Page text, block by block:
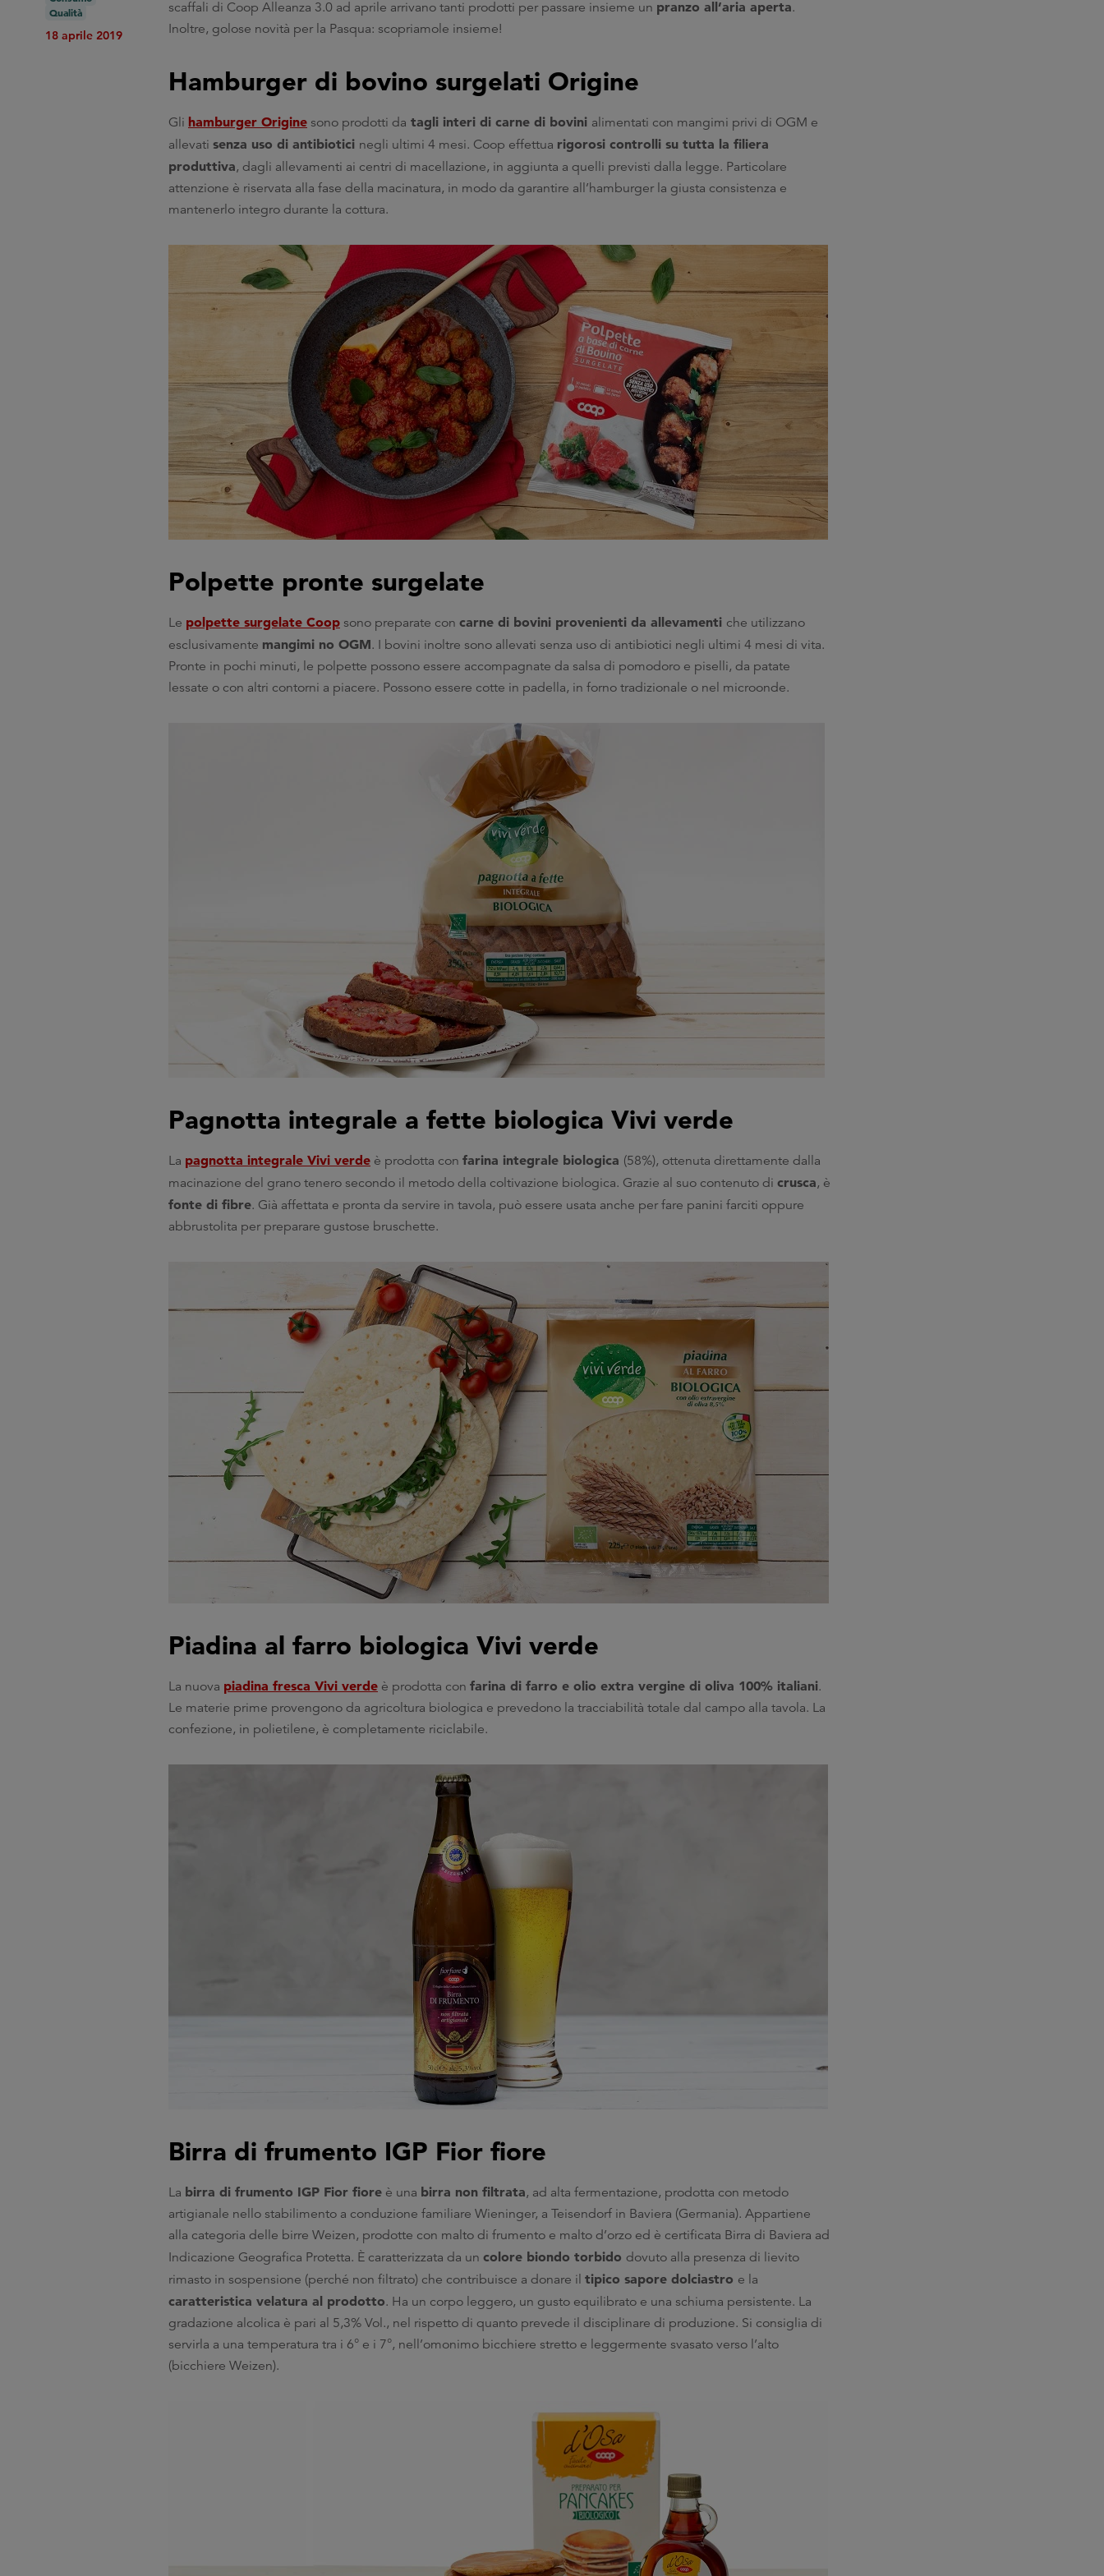
Qualità
18 aprile 2019
scaffali di Coop Alleanza 3.0 ad aprile arrivano tanti prodotti per passare insieme un pranzo all’aria aperta.
Inoltre, golose novità per la Pasqua: scopriamole insieme!
Hamburger di bovino surgelati Origine
Gli hamburger Origine sono prodotti da tagli interi di carne di bovini alimentati con mangimi privi di OGM e
allevati senza uso di antibiotici negli ultimi 4 mesi. Coop effettua rigorosi controlli su tutta la filiera
produttiva, dagli allevamenti ai centri di macellazione, in aggiunta a quelli previsti dalla legge. Particolare
attenzione è riservata alla fase della macinatura, in modo da garantire all’hamburger la giusta consistenza e
mantenerlo integro durante la cottura.
Polpette pronte surgelate
Le polpette surgelate Coop sono preparate con carne di bovini provenienti da allevamenti che utilizzano
esclusivamente mangimi no OGM. I bovini inoltre sono allevati senza uso di antibiotici negli ultimi 4 mesi di vita.
Pronte in pochi minuti, le polpette possono essere accompagnate da salsa di pomodoro e piselli, da patate
lessate o con altri contorni a piacere. Possono essere cotte in padella, in forno tradizionale o nel microonde.
Pagnotta integrale a fette biologica Vivi verde
La pagnotta integrale Vivi verde è prodotta con farina integrale biologica (58%), ottenuta direttamente dalla
macinazione del grano tenero secondo il metodo della coltivazione biologica. Grazie al suo contenuto di crusca, è
fonte di fibre. Già affettata e pronta da servire in tavola, può essere usata anche per fare panini farciti oppure
abbrustolita per preparare gustose bruschette.
Piadina al farro biologica Vivi verde
La nuova piadina fresca Vivi verde è prodotta con farina di farro e olio extra vergine di oliva 100% italiani.
Le materie prime provengono da agricoltura biologica e prevedono la tracciabilità totale dal campo alla tavola. La
confezione, in polietilene, è completamente riciclabile.
Birra di frumento IGP Fior fiore
La birra di frumento IGP Fior fiore è una birra non filtrata, ad alta fermentazione, prodotta con metodo
artigianale nello stabilimento a conduzione familiare Wieninger, a Teisendorf in Baviera (Germania). Appartiene
alla categoria delle birre Weizen, prodotte con malto di frumento e malto d’orzo ed è certificata Birra di Baviera ad
Indicazione Geografica Protetta. È caratterizzata da un colore biondo torbido dovuto alla presenza di lievito
rimasto in sospensione (perché non filtrato) che contribuisce a donare il tipico sapore dolciastro e la
caratteristica velatura al prodotto. Ha un corpo leggero, un gusto equilibrato e una schiuma persistente. La
gradazione alcolica è pari al 5,3% Vol., nel rispetto di quanto prevede il disciplinare di produzione. Si consiglia di
servirla a una temperatura tra i 6° e i 7°, nell’omonimo bicchiere stretto e leggermente svasato verso l’alto
(bicchiere Weizen).